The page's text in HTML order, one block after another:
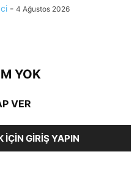
- 4 Ağustos 2026
YOK
VER
GIRIŞ YAPIN